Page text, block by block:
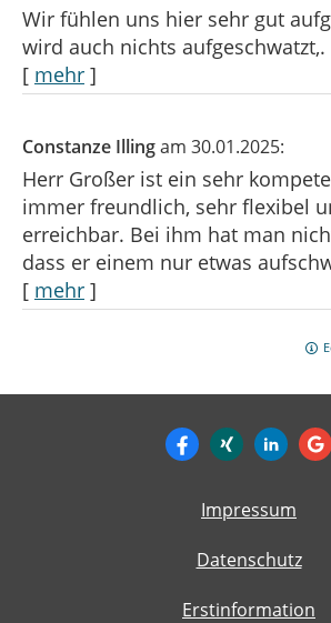
Wir fühlen uns hier sehr gut
wird auch nichts aufgeschwatzt,.
[ mehr ]
Constanze Illingam 30.01.2025:
Herr Großer ist ein sehr
immer freundlich, sehr flexibel
erreichbar. Bei ihm hat man
dass er einem nur etwas
[ mehr ]
Impressum
Datenschutz
Erstinformation